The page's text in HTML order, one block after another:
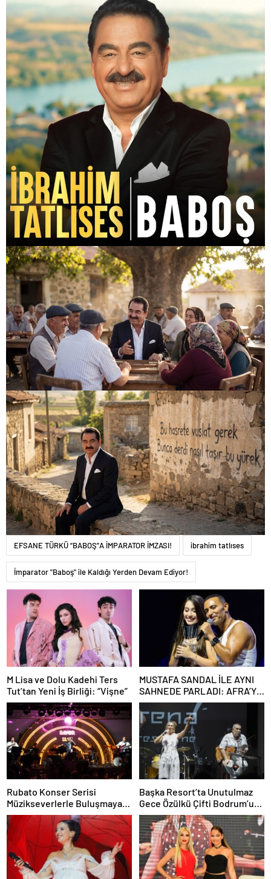
EFSANE TÜRKÜ “BABOŞ”A İMPARATOR İMZASI! ibrahim tatlıses
İmparator "Baboş" ile Kaldığı Yerden Devam Ediyor!
M Lisa ve Dolu Kadehi Ters
Tut’tan Yeni İş Birliği: “Vişne”
MUSTAFA SANDAL İLE AYNI
SAHNEDE PARLADI: AFRA’YA
HARBİYE’DE BÜYÜK ALKIŞ
Rubato Konser Serisi
Müzikseverlerle Buluşmaya
Devam Ediyor
Başka Resort’ta Unutulmaz
Gece Özülkü Çifti Bodrum’u
Büyüledi